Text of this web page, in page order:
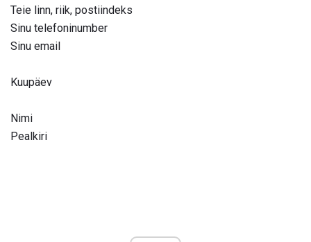
Teie linn, riik, postiindeks
Sinu telefoninumber
Sinu email
Kuupäev
Nimi
Pealkiri